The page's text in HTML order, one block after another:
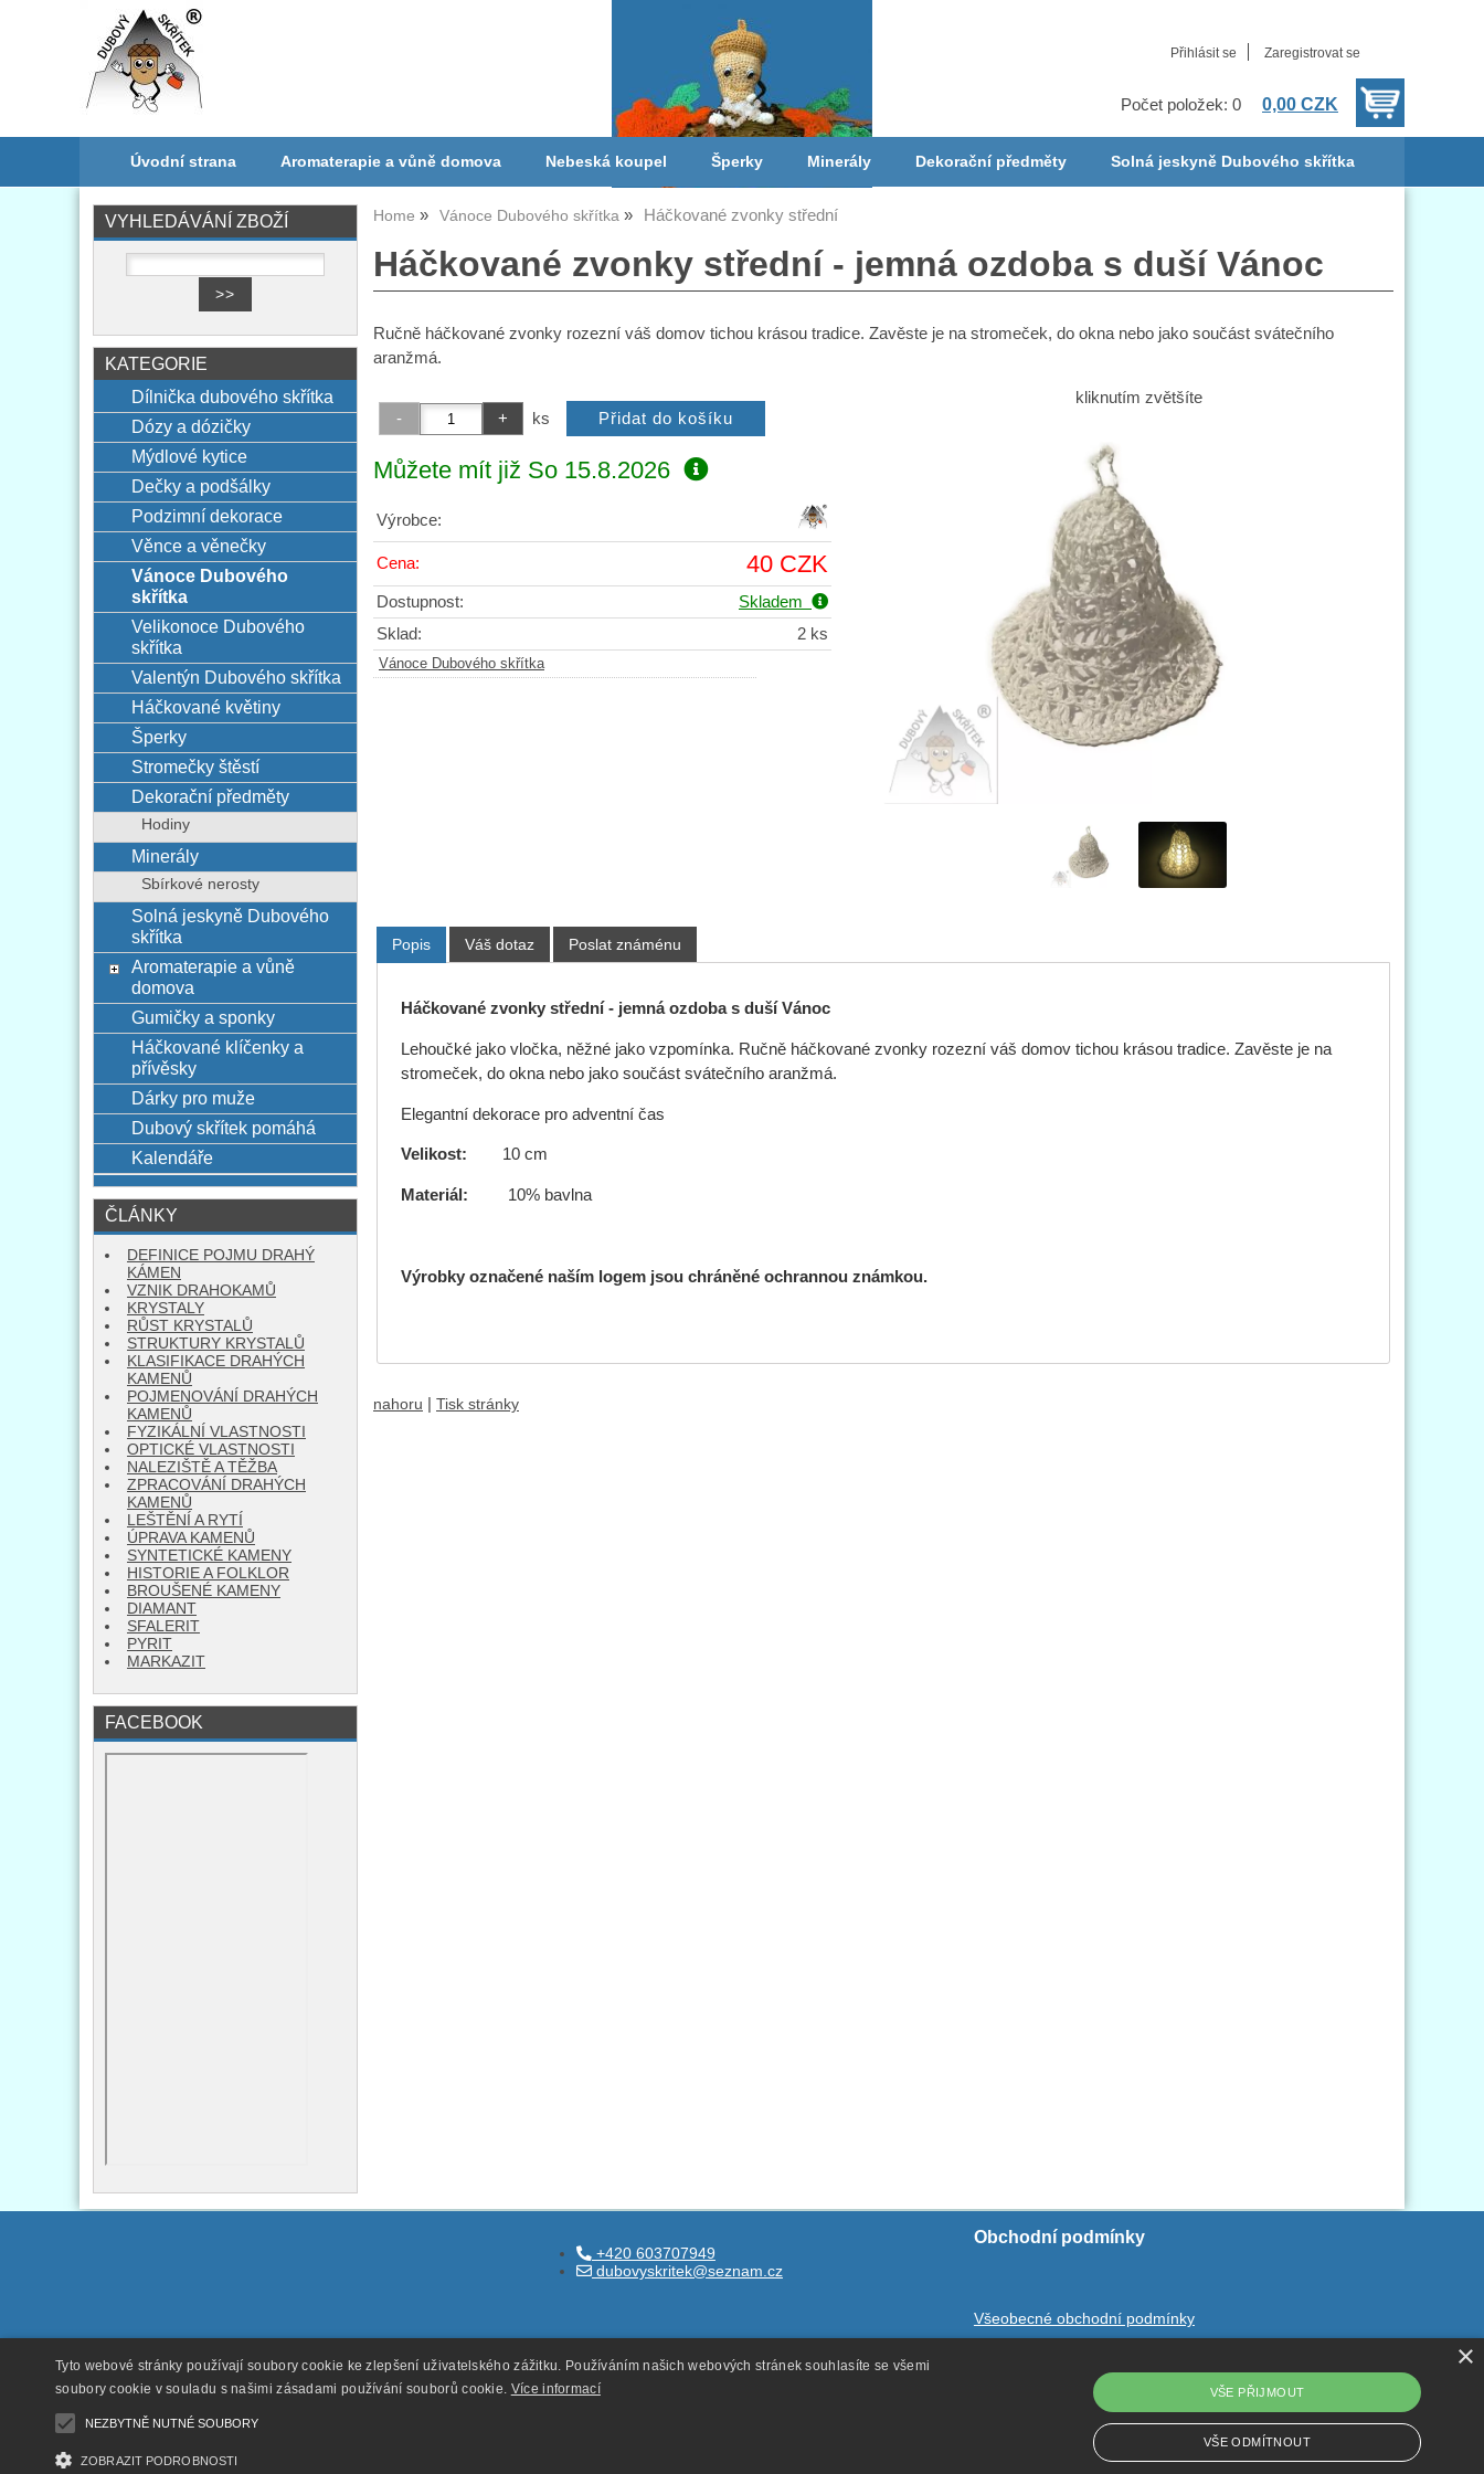
Přihlásit se Zaregistrovat se
Počet položek: 0 0,00 CZK
Úvodní strana Aromaterapie a vůně domova Nebeská koupel Šperky Minerály Dekorační předměty Solná jeskyně Dubového skřítka
Home Vánoce Dubového skřítka Háčkované zvonky střední
Háčkované zvonky střední - jemná ozdoba s duší Vánoc
Ručně háčkované zvonky rozezní váš domov tichou krásou tradice. Zavěste je na stromeček, do okna nebo jako součást svátečního
aranžmá.
kliknutím zvětšíte
ks
Můžete mít již So 15.8.2026
Výrobce:
Cena: 40 CZK
Dostupnost:
Skladem
Sklad:
2 ks
Vánoce Dubového skřítka
Popis Váš dotaz Poslat známénu
Háčkované zvonky střední - jemná ozdoba s duší Vánoc
Lehoučké jako vločka, něžné jako vzpomínka. Ručně háčkované zvonky rozezní váš domov tichou krásou tradice. Zavěste je na
stromeček, do okna nebo jako součást svátečního aranžmá.
Elegantní dekorace pro adventní čas
Velikost: 10 cm
Materiál: 10% bavlna
Výrobky označené naším logem jsou chráněné ochrannou známkou.
nahoru Tisk stránky
VYHLEDÁVÁNÍ ZBOŽÍ
KATEGORIE
Dílnička dubového skřítka
Dózy a dózičky
Mýdlové kytice
Dečky a podšálky
Podzimní dekorace
Věnce a věnečky
Vánoce Dubového
skřítka
Velikonoce Dubového
skřítka
Valentýn Dubového skřítka
Háčkované květiny
Šperky
Stromečky štěstí
Dekorační předměty
Hodiny
Minerály
Sbírkové nerosty
Solná jeskyně Dubového
skřítka
Aromaterapie a vůně
domova
Gumičky a sponky
Háčkované klíčenky a
přívěsky
Dárky pro muže
Dubový skřítek pomáhá
Kalendáře
ČLÁNKY
DEFINICE POJMU DRAHÝ
KÁMEN
VZNIK DRAHOKAMŮ
KRYSTALY
RŮST KRYSTALŮ
STRUKTURY KRYSTALŮ
KLASIFIKACE DRAHÝCH
KAMENŮ
POJMENOVÁNÍ DRAHÝCH
KAMENŮ
FYZIKÁLNÍ VLASTNOSTI
OPTICKÉ VLASTNOSTI
NALEZIŠTĚ A TĚŽBA
ZPRACOVÁNÍ DRAHÝCH
KAMENŮ
LEŠTĚNÍ A RYTÍ
ÚPRAVA KAMENŮ
SYNTETICKÉ KAMENY
HISTORIE A FOLKLOR
BROUŠENÉ KAMENY
DIAMANT
SFALERIT
PYRIT
MARKAZIT
FACEBOOK
+420 603707949
dubovyskritek@seznam.cz
Obchodní podmínky
Všeobecné obchodní podmínky
Odstoupení od smlouvy
×
Tyto webové stránky používají soubory cookie ke zlepšení uživatelského zážitku. Používáním našich webových stránek souhlasíte se všemi
soubory cookie v souladu s našimi zásadami používání souborů cookie. Více informací
NEZBYTNĚ NUTNÉ SOUBORY
ZOBRAZIT PODROBNOSTI
VŠE PŘIJMOUT
VŠE ODMÍTNOUT